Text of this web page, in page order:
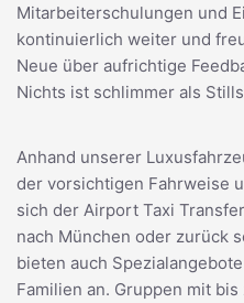
Mitarbeiterschulungen und
kontinuierlich weiter und
Neue über aufrichtige
Nichts ist schlimmer als
Anhand unserer
der vorsichtigen Fahrweise
sich der Airport Taxi
nach München oder zurück
bieten auch
Familien an. Gruppen mit